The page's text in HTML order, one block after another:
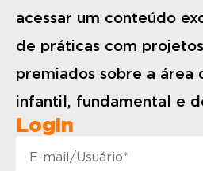
acessar um conteúdo
de práticas com
premiados sobre a área
infantil, fundamental e
Login